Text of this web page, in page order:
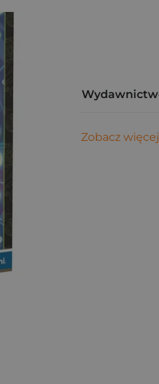
Zobacz więcej